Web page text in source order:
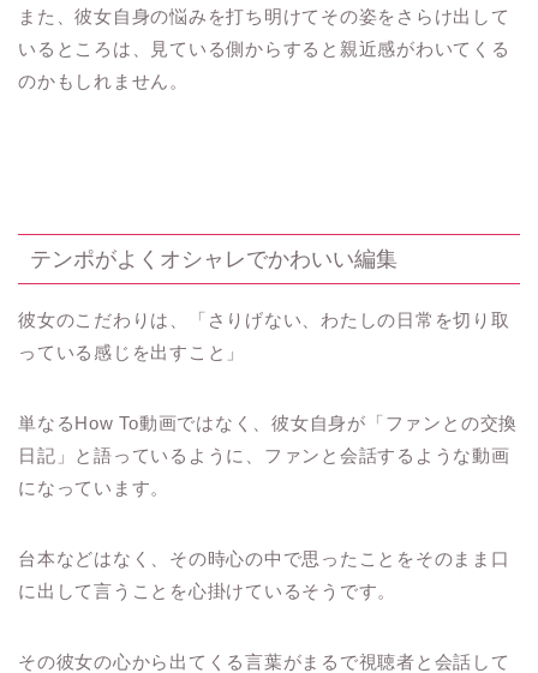
また、彼女自身の悩みを打ち明けてその姿をさらけ出して
いるところは、見ている側からすると親近感がわいてくる
のかもしれません。
テンポがよくオシャレでかわいい編集
彼女のこだわりは、「さりげない、わたしの日常を切り取
っている感じを出すこと」
単なるHow To動画ではなく、彼女自身が「ファンとの交換
日記」と語っているように、ファンと会話するような動画
になっています。
台本などはなく、その時心の中で思ったことをそのまま口
に出して言うことを心掛けているそうです。
その彼女の心から出てくる言葉がまるで視聴者と会話して